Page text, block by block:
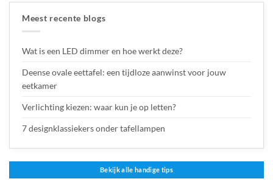
Meest recente blogs
Wat is een LED dimmer en hoe werkt deze?
Deense ovale eettafel: een tijdloze aanwinst voor jouw
eetkamer
Verlichting kiezen: waar kun je op letten?
7 designklassiekers onder tafellampen
Bekijk alle handige tips